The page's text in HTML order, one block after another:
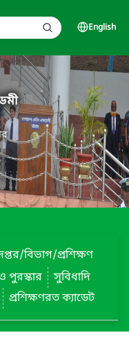
English
বিভাগ/প্রশিক্ষণ
পুরস্কার
সুবিধাদি
প্রশিক্ষণরত ক্যাডেট